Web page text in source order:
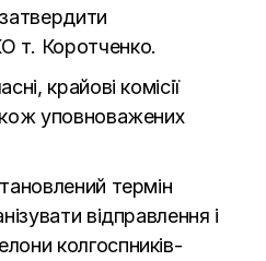
т. Коротченко.
крайові комісії
уповноважених
термін
відправлення і
колгоспників-